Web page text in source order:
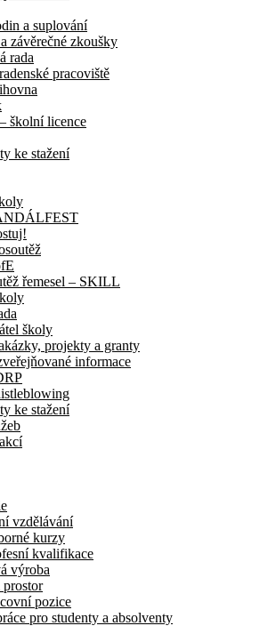
a suplování
závěrečné zkoušky
rada
pracoviště
školní licence
ke stažení
řemesel – SKILL
školy
projekty a granty
informace
ke stažení
vzdělávání
kurzy
kvalifikace
výroba
prostor
pozice
pro studenty a absolventy